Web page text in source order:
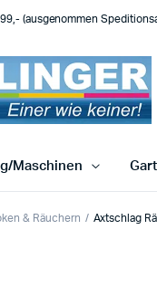
(ausgenommen
Maschinen
& Räuchern Axtschlag